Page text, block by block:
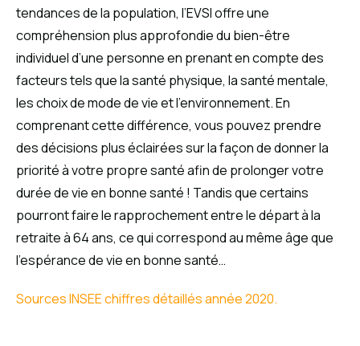
tendances de la population, l’EVSI offre une
compréhension plus approfondie du bien-être
individuel d’une personne en prenant en compte des
facteurs tels que la santé physique, la santé mentale,
les choix de mode de vie et l’environnement. En
comprenant cette différence, vous pouvez prendre
des décisions plus éclairées sur la façon de donner la
priorité à votre propre santé afin de prolonger votre
durée de vie en bonne santé ! Tandis que certains
pourront faire le rapprochement entre le départ à la
retraite à 64 ans, ce qui correspond au même âge que
l’espérance de vie en bonne santé…
Sources INSEE chiffres détaillés année 2020.